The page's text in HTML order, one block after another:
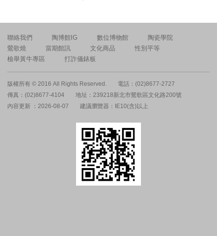
聯絡我們 陶博館IG 數位博物館
陶瓷學院
鶯歌燒
當期館訊 文化商品
性別平等
檢舉黃牛專區
打詐儀錶板
版權所有 © 2016 All Rights Reserved.
電話：(02)8677-2727
傳真：(02)8677-4104
地址：239218新北市鶯歌區文化路200號
內容更新 ：2026-08-07
建議瀏覽器：IE10(含)以上